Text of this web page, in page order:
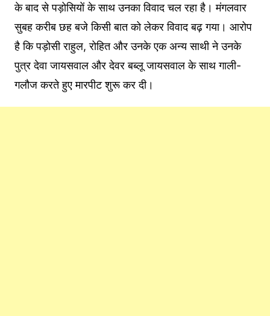
के बाद से पड़ोसियों के साथ उनका विवाद चल रहा है। मंगलवार
सुबह करीब छह बजे किसी बात को लेकर विवाद बढ़ गया। आरोप
है कि पड़ोसी राहुल, रोहित और उनके एक अन्य साथी ने उनके
पुत्र देवा जायसवाल और देवर बब्लू जायसवाल के साथ गाली-
गलौज करते हुए मारपीट शुरू कर दी।